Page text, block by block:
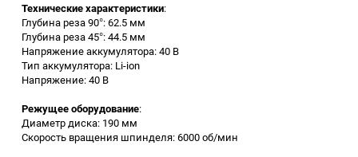
Грузоподъемное
оборудование
расширительные баки
Вытяжная вентиляция
Технические характеристики:
Глубина реза 90°: 62.5 мм
Глубина реза 45°: 44.5 мм
Напряжение аккумулятора: 40 В
Тип аккумулятора: Li-ion
Напряжение: 40 В
Режущее оборудование:
Диаметр диска: 190 мм
Скорость вращения шпинделя: 6000 об/мин